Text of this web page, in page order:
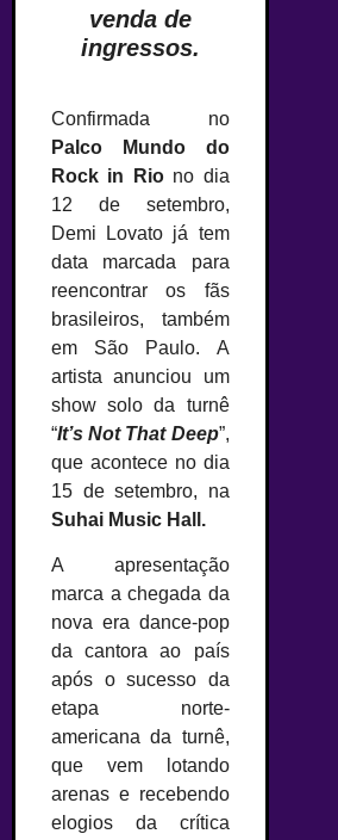
venda de
ingressos.
Confirmada no
Palco Mundo do
Rock in Riono dia
12 de setembro,
Demi Lovato já tem
data marcada para
reencontrar os fãs
brasileiros, também
em São Paulo. A
artista anunciou um
show solo da turnê
“It’s Not That Deep”,
que acontece no dia
15 de setembro, na
Suhai Music Hall.
A apresentação
marca a chegada da
nova era dance-pop
da cantora ao país
após o sucesso da
etapa norte-
americana da turnê,
que vem lotando
arenas e recebendo
elogios da crítica